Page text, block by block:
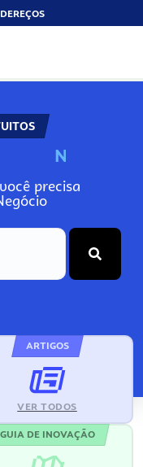
N
precisa
ARTIGOS
VER TODOS
GUIA DE INOVAÇÃO